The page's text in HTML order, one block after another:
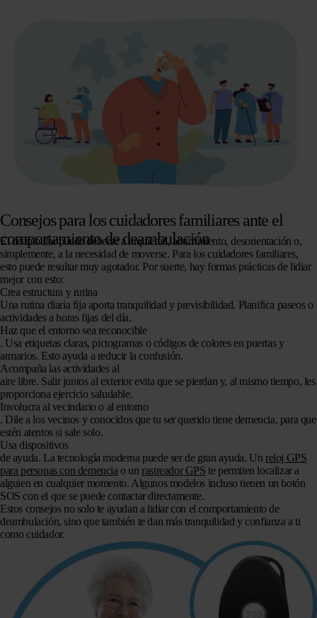
Consejos para los cuidadores familiares ante el
comportamiento de deambulación
El deambularpuede deberse a inquietud, aburrimiento, desorientación o,
simplemente, a la necesidad de moverse. Para los cuidadores familiares,
esto puede resultar muy agotador. Por suerte, hay formas prácticas de lidiar
mejor con esto:
Crea estructura y rutina
Una rutina diaria fija aporta tranquilidad y previsibilidad. Planifica paseos o
actividades a horas fijas del día.
Haz que el entorno sea reconocible
. Usa etiquetas claras, pictogramas o códigos de colores en puertas y
armarios. Esto ayuda a reducir la confusión.
Acompaña las actividades al
aire libre. Salir juntos al exterior evita que se pierdan y, al mismo tiempo, les
proporciona ejercicio saludable.
Involucra al vecindario o al entorno
. Dile a los vecinos y conocidos que tu ser querido tiene demencia, para que
estén atentos si sale solo.
Usa dispositivos
de ayuda. La tecnología moderna puede ser de gran ayuda. Un reloj GPS
para personas con demencia o un rastreador GPS te permiten localizar a
alguien en cualquier momento. Algunos modelos incluso tienen unbotón
SOS con el que se puede contactar directamente.
Estos consejos no solo te ayudan a lidiar con el comportamiento de
deambulación, sino que también te dan más tranquilidad y confianza a ti
como cuidador.